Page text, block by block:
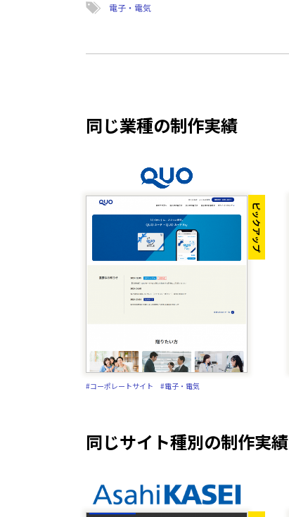
電子・電気
同じ業種の制作実績
ピックアップ
#コーポレートサイト #電子・電気
同じサイト種別の制作実績